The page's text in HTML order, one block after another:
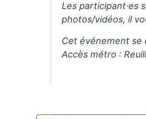
Les participant·es
photos/vidéos, il
Cet événement se
Accès métro :